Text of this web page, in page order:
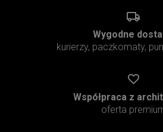
Wygodne
kurierzy, paczkomaty,
Współpraca z
oferta